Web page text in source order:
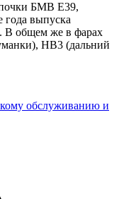
БМВ Е39,
года выпуска
В общем же в фарах
HB3 (дальний
обслуживанию и